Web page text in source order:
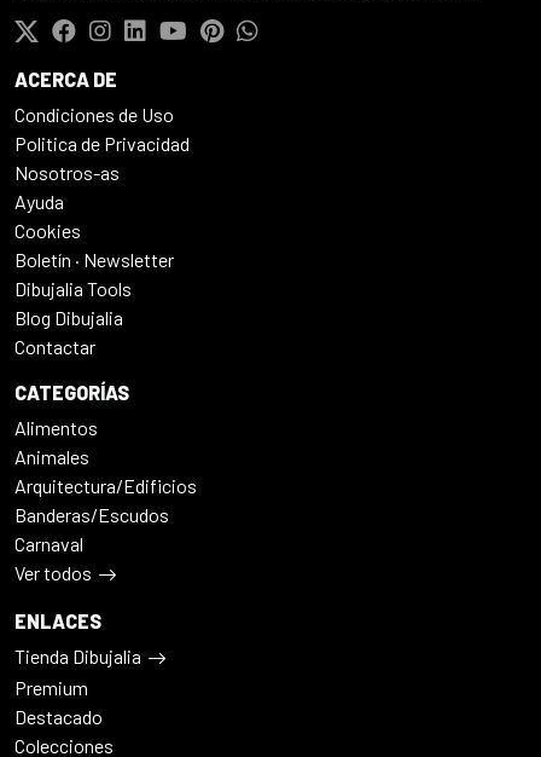
ACERCA DE
Condiciones de Uso
Politica de Privacidad
Nosotros-as
Ayuda
Cookies
Boletín · Newsletter
Dibujalia Tools
Blog Dibujalia
Contactar
CATEGORÍAS
Alimentos
Animales
Arquitectura/Edificios
Banderas/Escudos
Carnaval
Ver todos
ENLACES
Tienda Dibujalia
Premium
Destacado
Colecciones